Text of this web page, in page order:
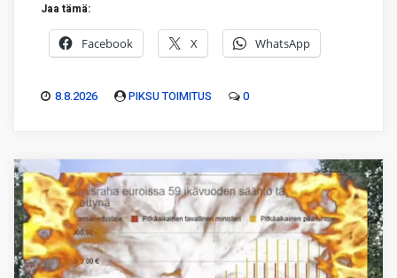
Jaa tämä:
Facebook X WhatsApp
8.8.2026 PIKSU TOIMITUS 0